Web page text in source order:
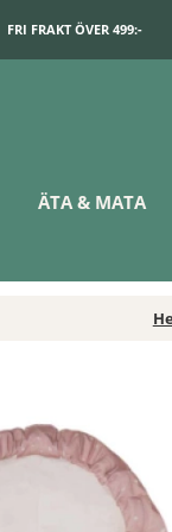
FRI FRAKT ÖVER 499:-
ÄTA & MATA